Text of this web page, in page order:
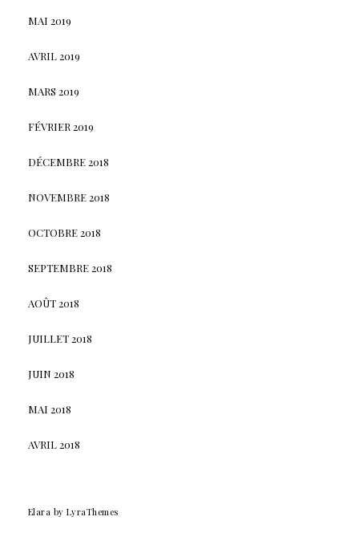
MAI 2019
AVRIL 2019
MARS 2019
FÉVRIER 2019
DÉCEMBRE 2018
NOVEMBRE 2018
OCTOBRE 2018
SEPTEMBRE 2018
AOÛT 2018
JUILLET 2018
JUIN 2018
MAI 2018
AVRIL 2018
Elara by LyraThemes